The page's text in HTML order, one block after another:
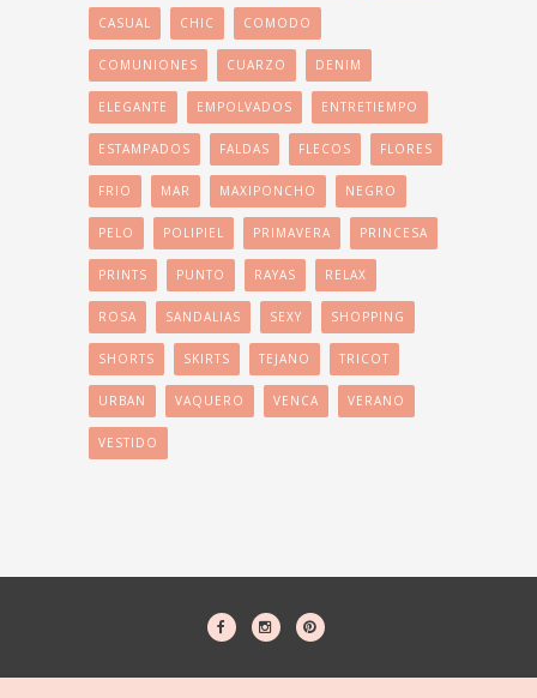
CASUAL CHIC COMODO
COMUNIONES CUARZO DENIM
ELEGANTE EMPOLVADOS ENTRETIEMPO
ESTAMPADOS FALDAS FLECOS FLORES
FRIO MAR MAXIPONCHO NEGRO
PELO POLIPIEL PRIMAVERA PRINCESA
PRINTS PUNTO RAYAS RELAX
ROSA SANDALIAS SEXY SHOPPING
SHORTS SKIRTS TEJANO TRICOT
URBAN VAQUERO VENCA VERANO
VESTIDO